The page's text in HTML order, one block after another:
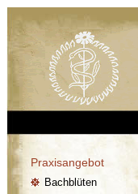
Praxisangebot
Bachblüten